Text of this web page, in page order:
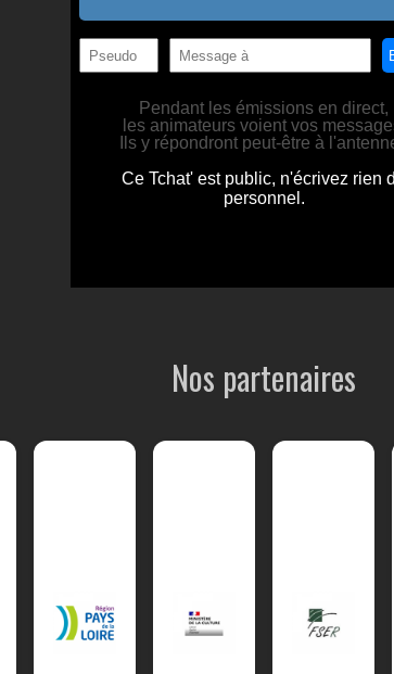
Nos partenaires